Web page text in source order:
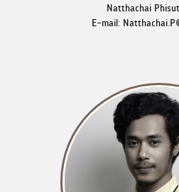
Natthachai
E-mail: